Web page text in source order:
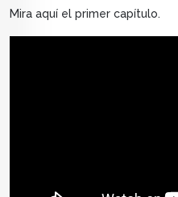
Mira aquí el primer capítulo.